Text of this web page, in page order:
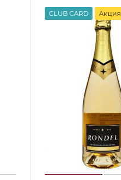
CLUB CARD Акция